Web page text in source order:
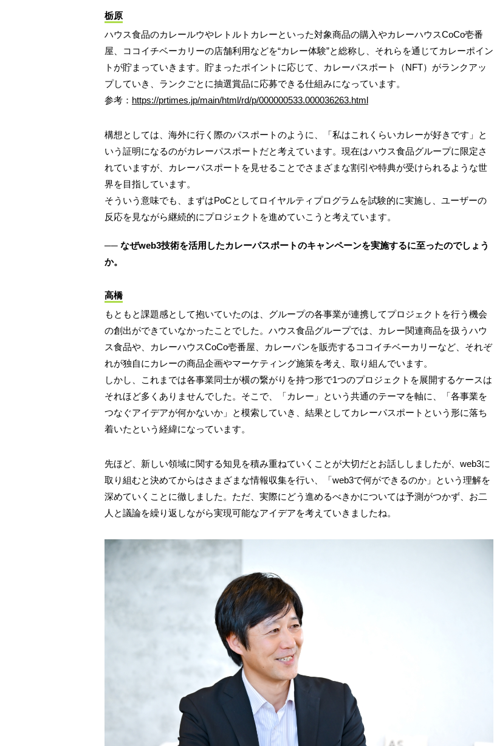
栃原
ハウス食品のカレールウやレトルトカレーといった対象商品の購入やカレーハウスCoCo壱番
屋、ココイチベーカリーの店舗利用などを“カレー体験”と総称し、それらを通じてカレーポイン
トが貯まっていきます。貯まったポイントに応じて、カレーパスポート（NFT）がランクアッ
プしていき、ランクごとに抽選賞品に応募できる仕組みになっています。
参考： https://prtimes.jp/main/html/rd/p/000000533.000036263.html
構想としては、海外に行く際のパスポートのように、「私はこれくらいカレーが好きです」と
いう証明になるのがカレーパスポートだと考えています。現在はハウス食品グループに限定さ
れていますが、カレーパスポートを見せることでさまざまな割引や特典が受けられるような世
界を目指しています。
そういう意味でも、まずはPoCとしてロイヤルティプログラムを試験的に実施し、ユーザーの
反応を見ながら継続的にプロジェクトを進めていこうと考えています。
── なぜweb3技術を活用したカレーパスポートのキャンペーンを実施するに至ったのでしょう
か。
高橋
もともと課題感として抱いていたのは、グループの各事業が連携してプロジェクトを行う機会
の創出ができていなかったことでした。ハウス食品グループでは、カレー関連商品を扱うハウ
ス食品や、カレーハウスCoCo壱番屋、カレーパンを販売するココイチベーカリーなど、それぞ
れが独自にカレーの商品企画やマーケティング施策を考え、取り組んでいます。
しかし、これまでは各事業同士が横の繋がりを持つ形で1つのプロジェクトを展開するケースは
それほど多くありませんでした。そこで、「カレー」という共通のテーマを軸に、「各事業を
つなぐアイデアが何かないか」と模索していき、結果としてカレーパスポートという形に落ち
着いたという経緯になっています。
先ほど、新しい領域に関する知見を積み重ねていくことが大切だとお話ししましたが、web3に
取り組むと決めてからはさまざまな情報収集を行い、「web3で何ができるのか」という理解を
深めていくことに徹しました。ただ、実際にどう進めるべきかについては予測がつかず、お二
人と議論を繰り返しながら実現可能なアイデアを考えていきましたね。